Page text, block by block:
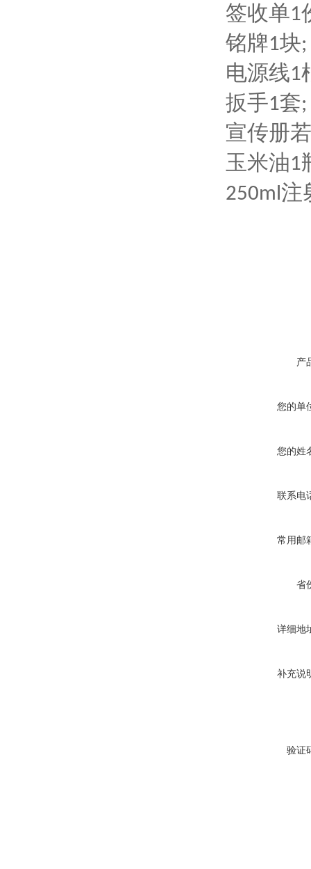
签收单1
铭牌1块;
电源线1
扳手1套;
宣传册
玉米油1
250ml注
产
您的单
您的姓
联系电
常用邮
省
详细地
补充说
验证